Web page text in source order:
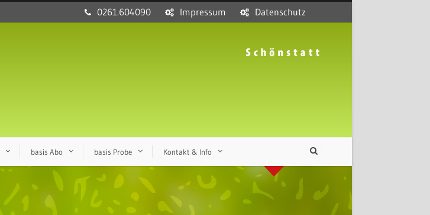
0261.604090 Impressum Datenschutz
basis Abo basis Probe Kontakt & Info